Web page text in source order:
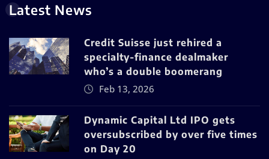
Latest News
Credit Suisse just rehired a
specialty-finance dealmaker
who’s a double boomerang
Feb 13, 2026
Dynamic Capital Ltd IPO gets
oversubscribed by over five times
on Day 20